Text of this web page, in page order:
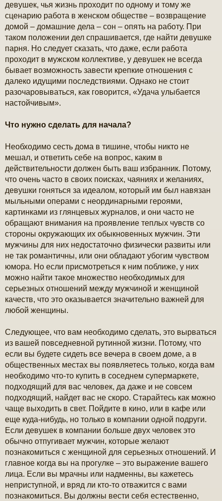
е
девушек, чья жизнь проходит по одному и тому же
сценарию работа в женском обществе – возвращение
домой – домашние дела – сон – опять на работу. При
таком положении дел спрашивается, где найти девушке
парня. Но следует сказать, что даже, если работа
проходит в мужском коллективе, у девушек не всегда
бывает возможность завести крепкие отношения с
далеко идущими последствиями. Однако не стоит
разочаровываться, как говорится, «Удача улыбается
настойчивым».
Что нужно сделать для начала?
Необходимо сесть дома в тишине, чтобы никто не
мешал, и ответить себе на вопрос, каким в
действительности должен быть ваш избранник. Потому,
что очень часто в своих поисках, чаяниях и желаниях,
девушки гоняться за идеалом, который им был навязан
мыльными операми с неординарными героями,
картинками из глянцевых журналов, и они часто не
обращают внимания на проявление теплых чувств со
стороны окружающих их обыкновенных мужчин. Эти
мужчины для них недостаточно физически развиты или
не так романтичны, или они обладают убогим чувством
юмора. Но если присмотреться к ним поближе, у них
можно найти такое множество необходимых для
серьезных отношений между мужчиной и женщиной
качеств, что это оказывается значительно важней для
любой женщины.
Следующее, что вам необходимо сделать, это вырваться
из вашей повседневной рутинной жизни. Потому, что
если вы будете сидеть все вечера в своем доме, а в
общественных местах вы появляетесь только, когда вам
необходимо что-то купить в соседнем супермаркете,
подходящий для вас человек, да даже и не совсем
подходящий, найдет вас не скоро. Старайтесь как можно
чаще выходить в свет. Пойдите в кино, или в кафе или
еще куда-нибудь, но только в компании одной подруги.
Если девушек в компании больше двух человек это
обычно отпугивает мужчин, которые желают
познакомиться с женщиной для серьезных отношений. И
главное когда вы на прогулке – это выражение вашего
лица. Если вы мрачны или надменны, вы кажетесь
неприступной, и вряд ли кто-то отважится с вами
познакомиться. Вы должны вести себя естественно,